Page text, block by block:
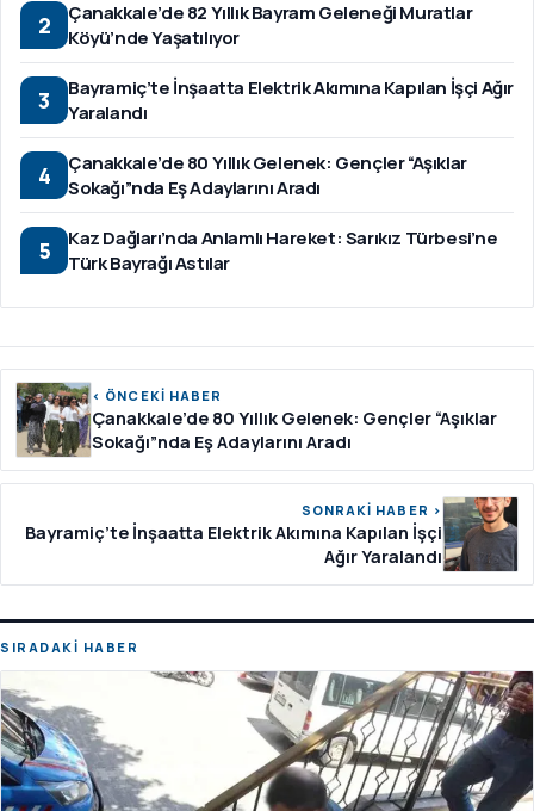
2
Çanakkale’de 82 Yıllık Bayram Geleneği Muratlar
Köyü’nde Yaşatılıyor
3
Bayramiç’te İnşaatta Elektrik Akımına Kapılan İşçi Ağır
Yaralandı
4
Çanakkale’de 80 Yıllık Gelenek: Gençler “Aşıklar
Sokağı”nda Eş Adaylarını Aradı
5
Kaz Dağları’nda Anlamlı Hareket: Sarıkız Türbesi’ne
Türk Bayrağı Astılar
‹ ÖNCEKİ HABER
Çanakkale’de 80 Yıllık Gelenek: Gençler “Aşıklar
Sokağı”nda Eş Adaylarını Aradı
SONRAKİ HABER ›
Bayramiç’te İnşaatta Elektrik Akımına Kapılan İşçi
Ağır Yaralandı
SIRADAKİ HABER